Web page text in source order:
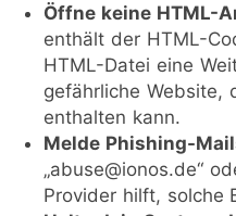
Öffne keine HTML-
enthält der HTML-
HTML-Datei eine
gefährliche Website,
enthalten kann.
Melde Phishing-
„abuse@ionos.de“
Provider hilft, solche